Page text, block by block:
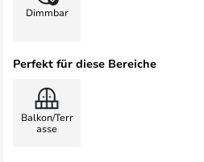
Dimmbar
Perfekt für diese Bereiche
Balkon/Terr
asse